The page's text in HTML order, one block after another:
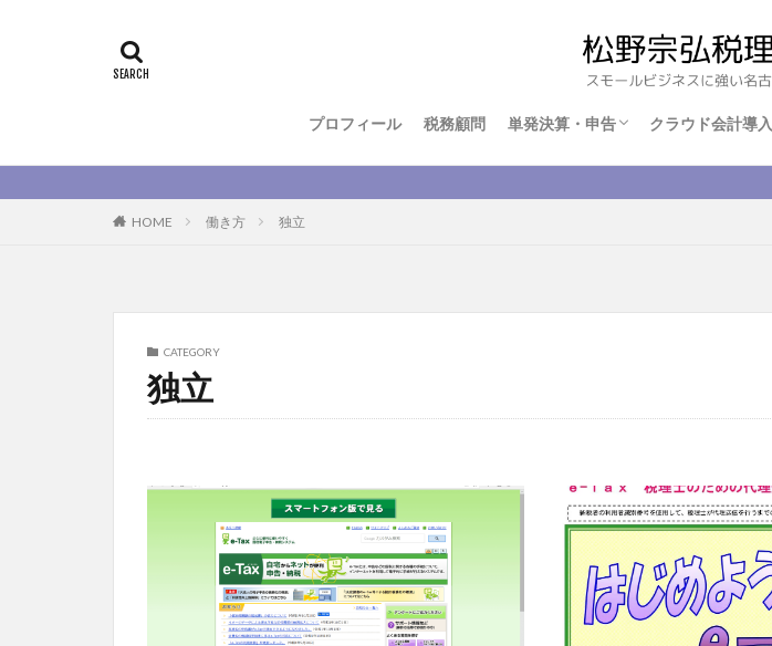
プロフィール 税務顧問 単発決算・申告
法人単発決算・申告
個人確定申告
クラウド会計導入
HOME 働き方 独立
CATEGORY
独立